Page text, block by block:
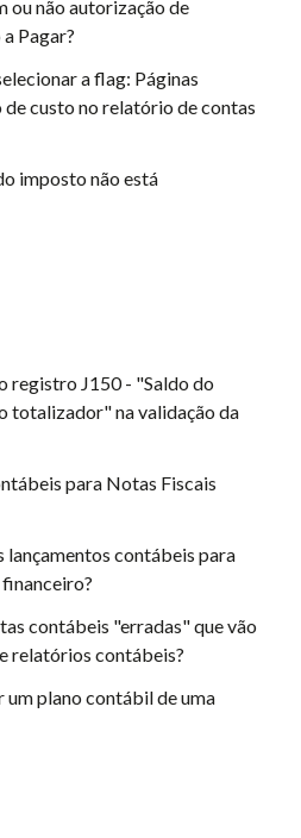
ou não autorização de
Pagar?
a flag: Páginas
custo no relatório de contas
imposto não está
registro J150 - "Saldo do
totalizador" na validação da
para Notas Fiscais
lançamentos contábeis para
contábeis "erradas" que vão
relatórios contábeis?
plano contábil de uma